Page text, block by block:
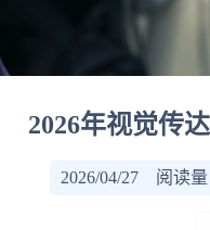
2026年视觉传
2026/04/27 阅读量